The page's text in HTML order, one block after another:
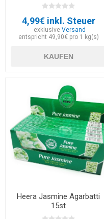
4,99€ inkl. Steuer
exklusiveVersand
entspricht 49,90€ pro 1 kg(s)
KAUFEN
Heera Jasmine Agarbatti
15st